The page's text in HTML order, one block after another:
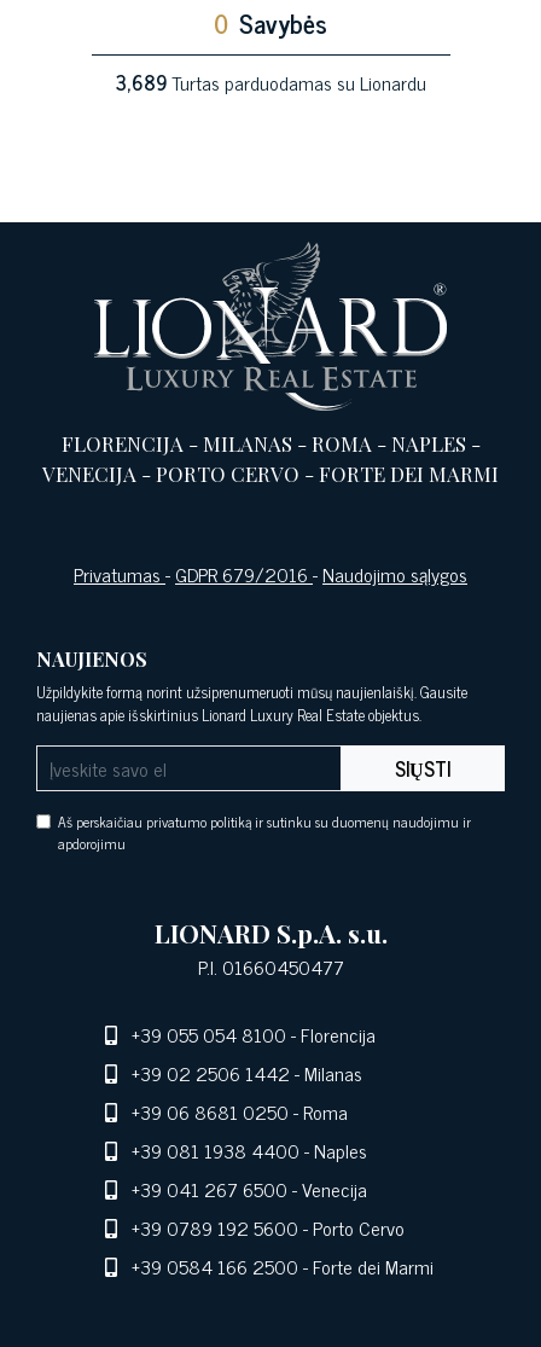
0 Savybės
3,689Turtas parduodamas su Lionardu
FLORENCIJA -MILANAS -ROMA -NAPLES -
VENECIJA -PORTO CERVO -FORTE DEI MARMI
Privatumas-GDPR 679/2016-Naudojimo sąlygos
NAUJIENOS
Užpildykite formą norint užsiprenumeruoti mūsų naujienlaiškį. Gausite
naujienas apie išskirtinius Lionard Luxury Real Estate objektus.
SIŲSTI
Aš perskaičiau privatumo politiką ir sutinku su duomenų naudojimu ir
apdorojimu
LIONARD S.p.A. s.u.
P.I. 01660450477
+39 055 054 8100- Florencija
+39 02 2506 1442- Milanas
+39 06 8681 0250- Roma
+39 081 1938 4400- Naples
+39 041 267 6500- Venecija
+39 0789 192 5600- Porto Cervo
+39 0584 166 2500- Forte dei Marmi